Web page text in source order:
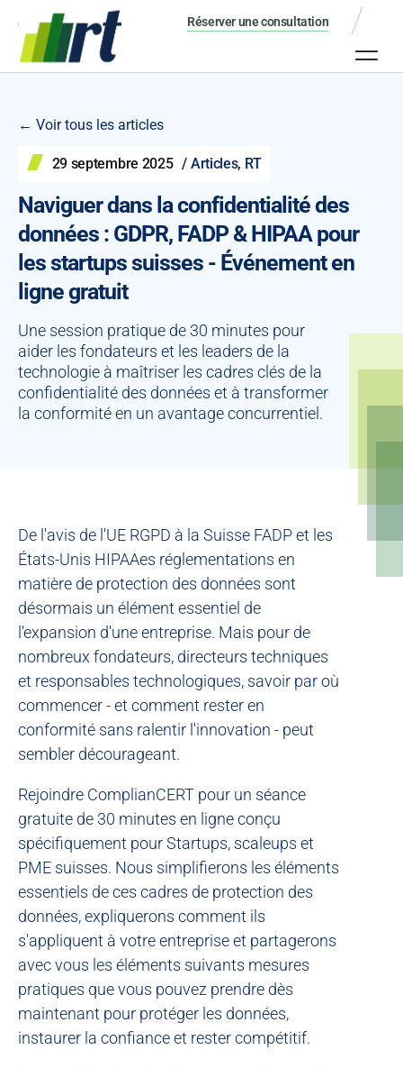
Réserver une consultation
← Voir tous les articles
29 septembre 2025 / Articles, RT
Naviguer dans la confidentialité des
données : GDPR, FADP & HIPAA pour
les startups suisses - Événement en
ligne gratuit
Une session pratique de 30 minutes pour
aider les fondateurs et les leaders de la
technologie à maîtriser les cadres clés de la
confidentialité des données et à transformer
la conformité en un avantage concurrentiel.
De l'avis de l'UE RGPD à la Suisse FADPet les
États-Unis HIPAAes réglementations en
matière de protection des données sont
désormais un élément essentiel de
l'expansion d'une entreprise. Mais pour de
nombreux fondateurs, directeurs techniques
et responsables technologiques, savoir par où
commencer - et comment rester en
conformité sans ralentir l'innovation - peut
sembler décourageant.
Rejoindre ComplianCERT pour un séance
gratuite de 30 minutes en ligneconçu
spécifiquement pourStartups, scaleups et
PME suisses. Nous simplifierons les éléments
essentiels de ces cadres de protection des
données, expliquerons comment ils
s'appliquent à votre entreprise et partagerons
avec vous les éléments suivants mesures
pratiques que vous pouvez prendre dès
maintenant pour protéger les données,
instaurer la confiance et rester compétitif.